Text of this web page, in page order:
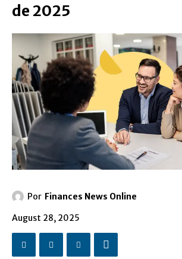
de 2025
Por Finances News Online
August 28, 2025